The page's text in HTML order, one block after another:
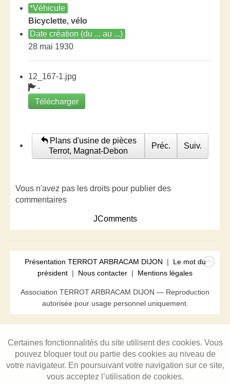
*Véhicule
Bicyclette, vélo
Date création (du ... au ...)
28 mai 1930
12_167-1.jpg
-
Télécharger
Plans d'usine de pièces
Terrot, Magnat-Debon
Préc. Suiv.
Vous n'avez pas les droits pour publier des
commentaires
JComments
Présentation TERROT ARBRACAM DIJON | Le mot du
président | Nous contacter | Mentions légales
Association TERROT ARBRACAM DIJON — Reproduction
autorisée pour usage personnel uniquement.
Certaines fonctionnalités du site utilisent des cookies. Vous
pouvez bloquer tout ou partie des cookies au niveau de
votre navigateur. En poursuivant votre navigation sur ce site,
vous acceptez l’utilisation de cookies.